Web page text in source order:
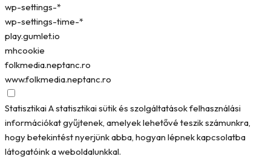
wp-settings-*
wp-settings-time-*
play.gumlet.io
mhcookie
folkmedia.neptanc.ro
www.folkmedia.neptanc.ro
StatisztikaiA statisztikai sütik és szolgáltatások felhasználási
információkat gyűjtenek, amelyek lehetővé teszik számunkra,
hogy betekintést nyerjünk abba, hogyan lépnek kapcsolatba
látogatóink a weboldalunkkal.